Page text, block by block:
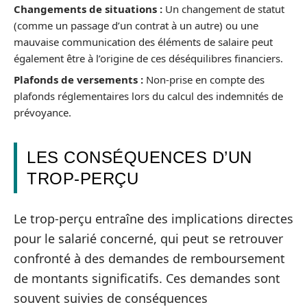
Changements de situations : Un changement de statut
(comme un passage d’un contrat à un autre) ou une
mauvaise communication des éléments de salaire peut
également être à l’origine de ces déséquilibres financiers.
Plafonds de versements : Non-prise en compte des
plafonds réglementaires lors du calcul des indemnités de
prévoyance.
LES CONSÉQUENCES D’UN
TROP-PERÇU
Le trop-perçu entraîne des implications directes
pour le salarié concerné, qui peut se retrouver
confronté à des demandes de remboursement
de montants significatifs. Ces demandes sont
souvent suivies de conséquences